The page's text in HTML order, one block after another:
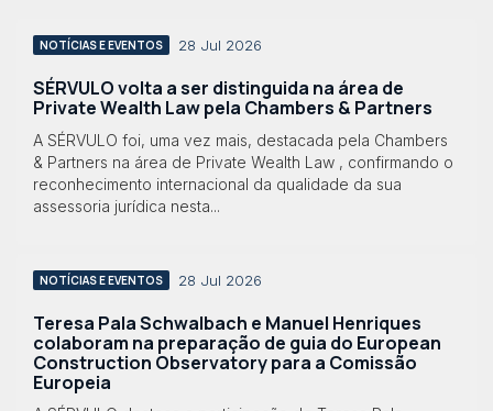
NOTÍCIAS E EVENTOS 28 Jul 2026
SÉRVULO volta a ser distinguida na área de
Private Wealth Law pela Chambers & Partners
A SÉRVULO foi, uma vez mais, destacada pela Chambers
& Partners na área de Private Wealth Law , confirmando o
reconhecimento internacional da qualidade da sua
assessoria jurídica nesta...
NOTÍCIAS E EVENTOS 28 Jul 2026
Teresa Pala Schwalbach e Manuel Henriques
colaboram na preparação de guia do European
Construction Observatory para a Comissão
Europeia